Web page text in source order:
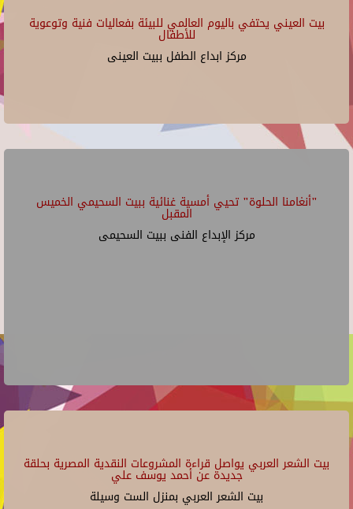
بيت العيني يحتفي باليوم العالمي للبيئة بفعاليات فنية وتوعوية
للأطفال
مركز ابداع الطفل ببيت العينى
"أنغامنا الحلوة" تحيي أمسية غنائية ببيت السحيمي الخميس
المقبل
مركز الإبداع الفنى ببيت السحيمى
بيت الشعر العربي يواصل قراءة المشروعات النقدية المصرية بحلقة
جديدة عن أحمد يوسف علي
بيت الشعر العربي بمنزل الست وسيلة